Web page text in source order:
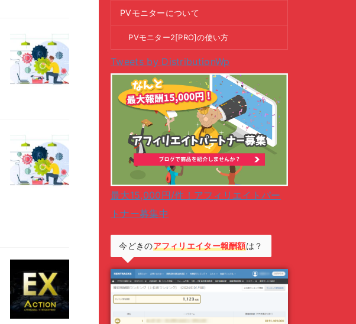
PVモニターについて
PVモニター2[PRO]の使い方
Tweets by DistributionWp
最大15,000円/件！アフィリエイトパー
トナー募集中
今どきのアフィリエイター報酬額は？